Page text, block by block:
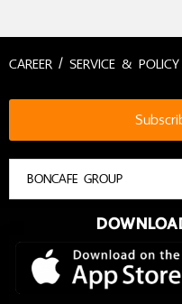
CAREER / SERVICE & POLICY